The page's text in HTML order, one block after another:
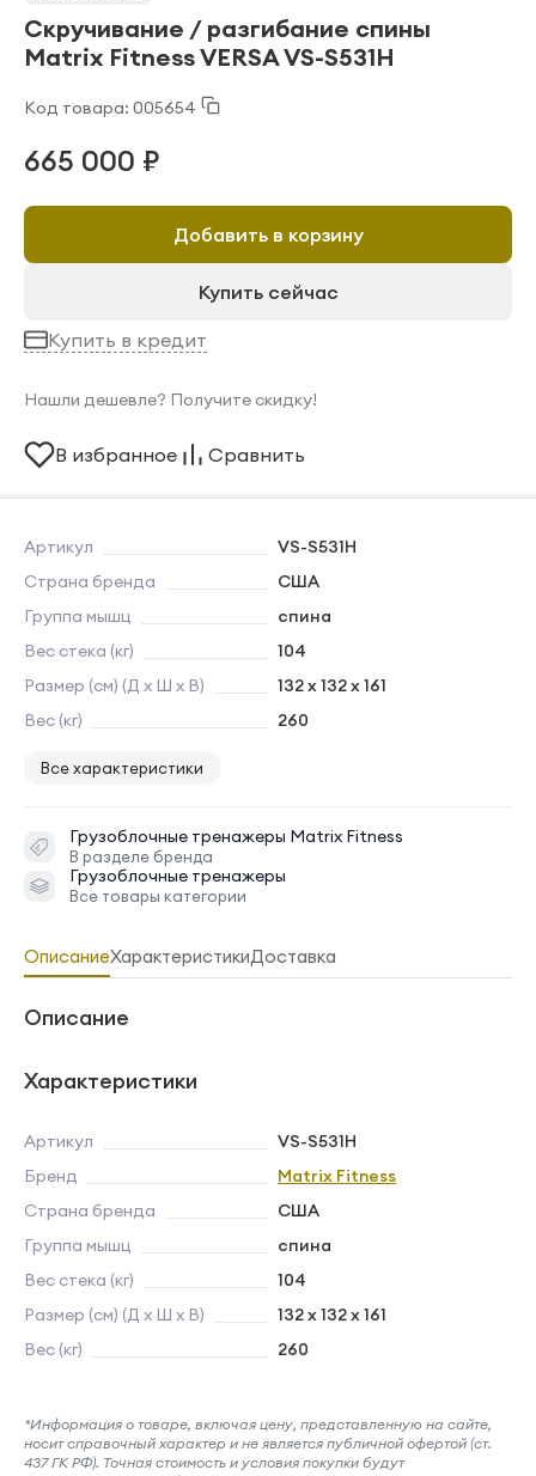
Скручивание / разгибание спины
Matrix Fitness VERSA VS-S531H
Код товара: 005654
Артикул
VS-S531H
Страна бренда
США
Группа мышц
спина
Вес стека (кг)
104
Размер (см) (Д х Ш х В)
132 x 132 x 161
Вес (кг)
260
Все характеристики
Грузоблочные тренажеры Matrix Fitness
В разделе бренда
Грузоблочные тренажеры
Все товары категории
665 000 ₽
Добавить в корзину
Купить сейчас
Купить в кредит
Нашли дешевле? Получите скидку!
В избранное Сравнить
ОписаниеХарактеристикиДоставка
Описание
Характеристики
Артикул
VS-S531H
Бренд
Matrix Fitness
Страна бренда
США
Группа мышц
спина
Вес стека (кг)
104
Размер (см) (Д х Ш х В)
132 x 132 x 161
Вес (кг)
260
*Информация о товаре, включая цену, представленную на сайте,
носит справочный характер и не является публичной офертой (ст.
437 ГК РФ). Точная стоимость и условия покупки будут